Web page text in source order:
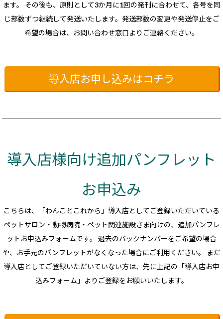
ます。 その後も、原則として3か月に1回の発刊に合わせて、各号を同
じ部数ずつ継続して発送いたします。発送部数の変更や発送停止をご
希望の場合は、お問い合わせ窓口よりご連絡ください。
導入店お申し込みはコチラ
導入店様向け追加パンフレット
お申込み
こちらは、「わんことこれから」導入店としてご登録いただいている
ペットサロン・動物病院・ペット関連施設さま向けの、追加パンフレ
ットお申込みフォームです。 過去のバックナンバーをご希望の場合
や、お手元のパンフレットがなくなった場合にご利用ください。
まだ
導入店としてご登録いただいていない方は、先に上記の「導入店お申
込みフォーム」よりご登録をお願いいたします。